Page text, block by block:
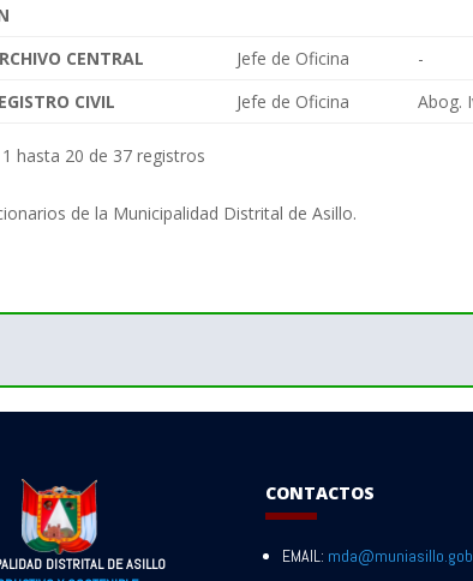
CENTRAL Jefe de Oficina -
CIVIL
Jefe de Oficina Abog.
hasta 20 de 37 registros
de la Municipalidad Distrital de Asillo.
DISTRITAL DE ASILLO
CONTACTOS
EMAIL: